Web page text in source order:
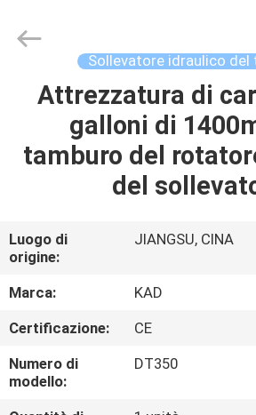
CASA
PRODOTTI
CIRCA
NOI
GIRO
DELLA
Kayond
Machinery
Sollevatore idraulico del
Attrezzatura di
galloni di
tamburo del
del
Luogo di
origine:
JIANGSU, CINA
Marca:
KAD
Certificazione:
CE
Numero di
modello:
DT350